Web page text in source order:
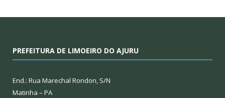
PREFEITURA DE LIMOEIRO DO AJURU
End.: Rua Marechal Rondon, S/N
Matinha – PA